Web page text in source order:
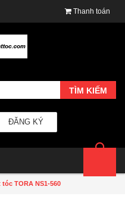
Thanh toán
TÌM KIẾM
ĐĂNG KÝ
tóc TORA NS1-560